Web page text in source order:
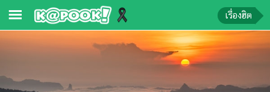
ข่าว-
รู้
เรื่องฮิต